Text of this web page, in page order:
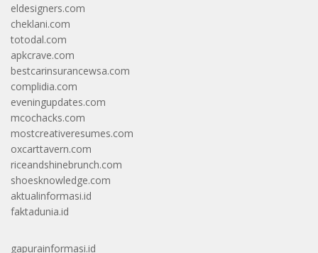
eldesigners.com
cheklani.com
totodal.com
apkcrave.com
bestcarinsurancewsa.com
complidia.com
eveningupdates.com
mcochacks.com
mostcreativeresumes.com
oxcarttavern.com
riceandshinebrunch.com
shoesknowledge.com
aktualinformasi.id
faktadunia.id
gapurainformasi.id